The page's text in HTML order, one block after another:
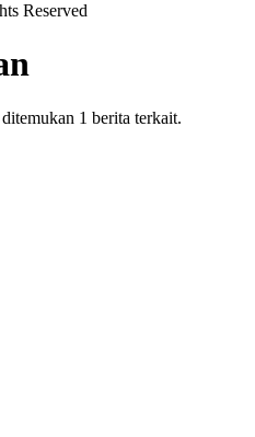
Reserved
1 berita terkait.